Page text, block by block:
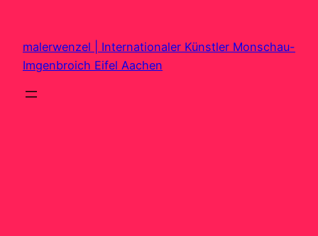
springen
malerwenzel | Internationaler Künstler Monschau-
Imgenbroich Eifel Aachen